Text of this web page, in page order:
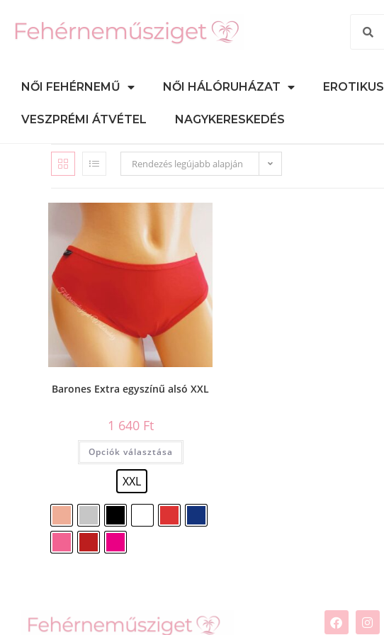
NŐI FEHÉRNEMŰ NŐI HÁLÓRUHÁZAT EROTIKUS
VESZPRÉMI ÁTVÉTEL NAGYKERESKEDÉS
Rendezés legújabb alapján
Barones Extra egyszínű alsó XXL
1 640 Ft
Opciók választása
XXL